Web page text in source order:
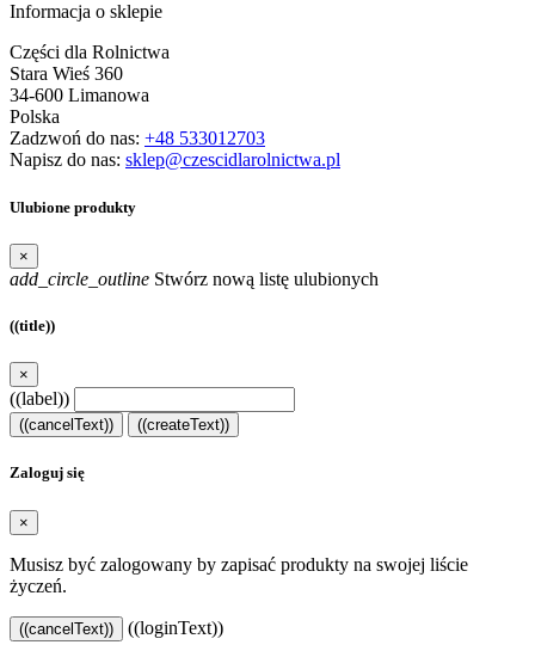
Informacja o sklepie
Części dla Rolnictwa
Stara Wieś 360
34-600 Limanowa
Polska
Zadzwoń do nas: +48 533012703
Napisz do nas: sklep@czescidlarolnictwa.pl
Ulubione produkty
×
add_circle_outline Stwórz nową listę ulubionych
((title))
×
((label))
((cancelText)) ((createText))
Zaloguj się
×
Musisz być zalogowany by zapisać produkty na swojej liście
życzeń.
((cancelText)) ((loginText))